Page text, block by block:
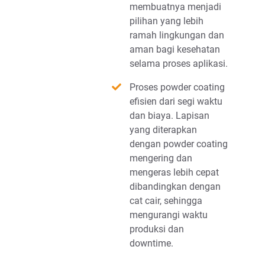
membuatnya menjadi
pilihan yang lebih
ramah lingkungan dan
aman bagi kesehatan
selama proses aplikasi.
Proses powder coating
efisien dari segi waktu
dan biaya. Lapisan
yang diterapkan
dengan powder coating
mengering dan
mengeras lebih cepat
dibandingkan dengan
cat cair, sehingga
mengurangi waktu
produksi dan
downtime.